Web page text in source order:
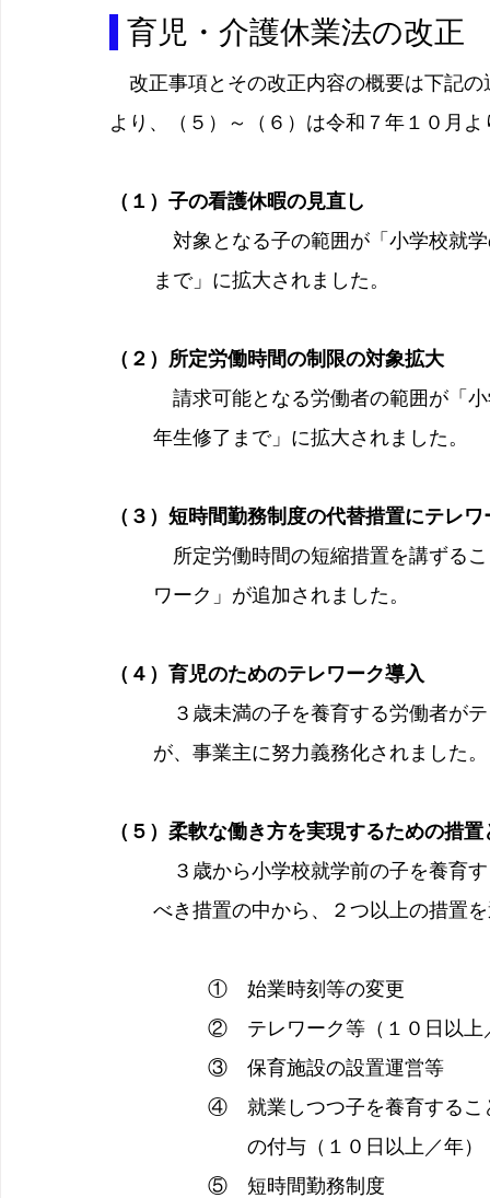
育児・介護休業法の改正
改正事項とその改正内容の概要は下記
より、（５）～（６）は令和７年１０月
（１）子の看護休暇の見直し
対象となる子の範囲が「小学校就
まで」に拡大されました。
（２）所定労働時間の制限の対象拡大
請求可能となる労働者の範囲が「
年生修了まで」に拡大されました。
（３）短時間勤務制度の代替措置にテレ
所定労働時間の短縮措置を講ずる
ワーク」が追加されました。
（４）育児のためのテレワーク導入
３歳未満の子を養育する労働者が
が、事業主に努力義務化されました。
（５）柔軟な働き方を実現するための措
３歳から小学校就学前の子を養育
べき措置の中から、２つ以上の措置
①　始業時刻等の変更
②　テレワーク等（１０日以上
③　保育施設の設置運営等
④　就業しつつ子を養育することを
の付与（１０日以上／年）
⑤　短時間勤務制度